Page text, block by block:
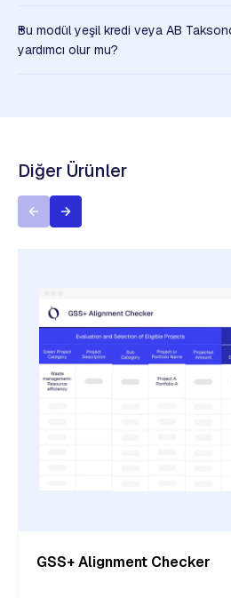
Bu modül yeşil kredi veya AB
yardımcı olur mu?
Diğer Ürünler
GSS+ Alignment Checker